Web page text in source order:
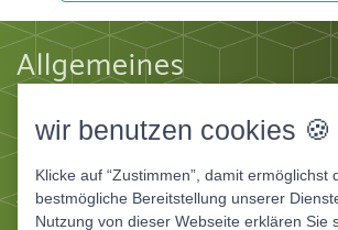
Allgemeines
Datenschutz
Apps
wir benutzen cookies 🍪
Klicke auf “Zustimmen”, damit ermöglichst
bestmögliche Bereitstellung unserer
Nutzung von dieser Webseite erklären Sie